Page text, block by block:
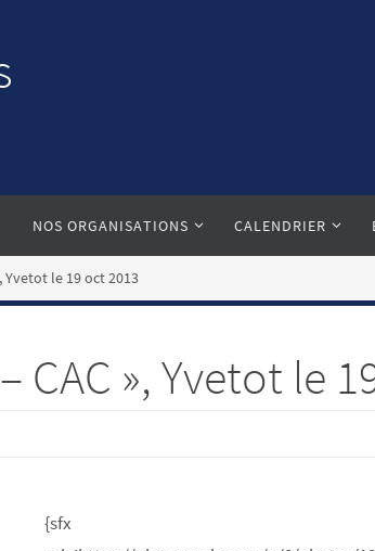
NOS ORGANISATIONS CALENDRIER
Yvetot le 19 oct 2013
», Yvetot le
{sfx